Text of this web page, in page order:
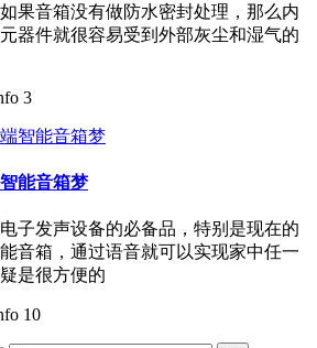
果音箱没有做防水密封处理，那么内
器件就很容易受到外部灰尘和湿气的
3
能音箱梦
子发声设备的必备品，特别是现在的
音箱，通过语音就可以实现家中任一
是很方便的
10